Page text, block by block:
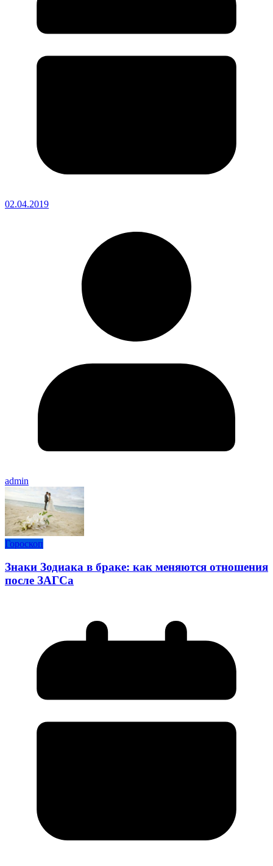
02.04.2019
admin
Гороскоп
Знаки Зодиака в браке: как меняются отношения
после ЗАГСа